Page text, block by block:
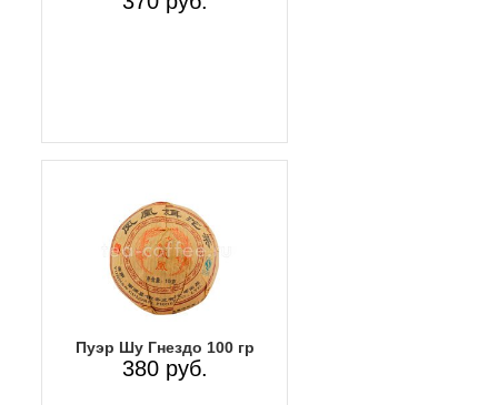
Пуэр Шу Гнездо 100 гр
380 руб.